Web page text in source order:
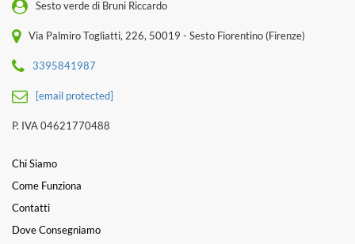
Sesto verde di Bruni Riccardo
Via Palmiro Togliatti, 226, 50019 - Sesto Fiorentino (Firenze)
3395841987
[email protected]
P. IVA 04621770488
Chi Siamo
Come Funziona
Contatti
Dove Consegniamo